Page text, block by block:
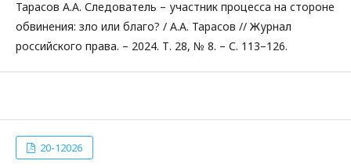
Тарасов А.А. Следователь – участник процесса на стороне
обвинения: зло или благо? / А.А. Тарасов // Журнал
российского права. – 2024. Т. 28, № 8. – С. 113–126.
20-12026